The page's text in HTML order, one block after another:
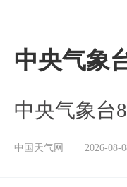
中央气象
中央气象台
中国天气网 2026-08-